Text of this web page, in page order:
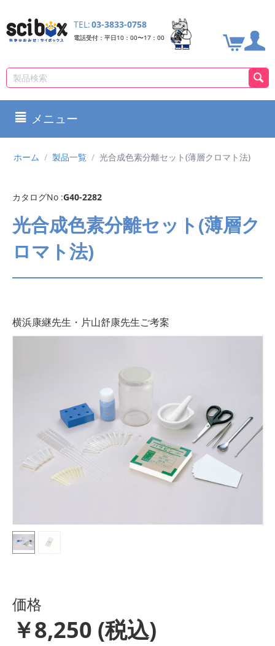
TEL:03-3833-0758
電話受付：平日10：00〜17：00
メニュー
ホーム / 製品一覧 / 光合成色素分離セット(薄層クロマト法)
カタログNo :G40-2282
光合成色素分離セット(薄層ク
ロマト法)
横浜康継先生・片山舒康先生ご考案
価格
￥8,250 (税込)